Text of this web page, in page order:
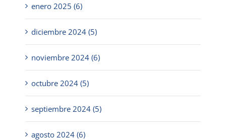
enero 2025 (6)
diciembre 2024 (5)
noviembre 2024 (6)
octubre 2024 (5)
septiembre 2024 (5)
agosto 2024 (6)